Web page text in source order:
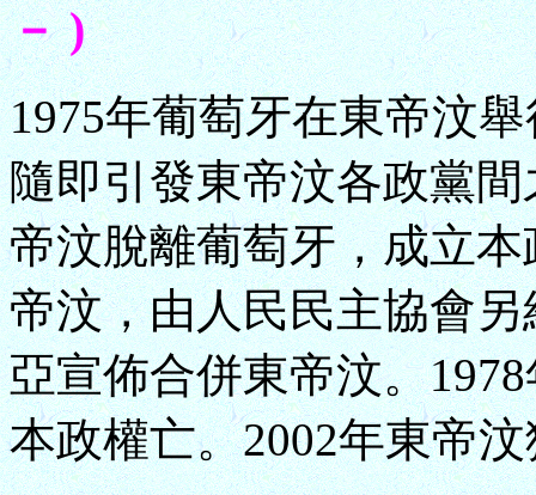
－ )
1975年葡萄牙在東帝汶
隨即引發東帝汶各政黨
帝汶脫離葡萄牙，成立
帝汶，由人民民主協會
亞宣佈合併東帝汶。
本政權亡。2002年東帝